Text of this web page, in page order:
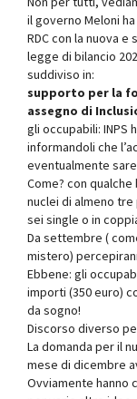
il governo Meloni
RDC con la nuova
legge di bilancio
suddiviso in:
supporto per la
assegno di
gli occupabili: INPS
informandoli che
eventualmente
Come? con
nuclei di almeno tre
sei single o in
Da settembre (
mistero)
Ebbene: gli
importi (350 euro)
da sogno!
Discorso diverso
La domanda per il
mese di dicembre
Ovviamente hanno